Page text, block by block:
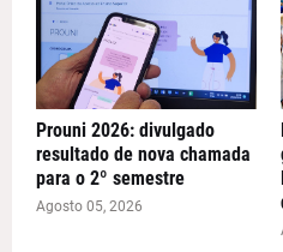
Prouni 2026: divulgado
resultado de nova chamada
para o 2º semestre
Agosto 05, 2026